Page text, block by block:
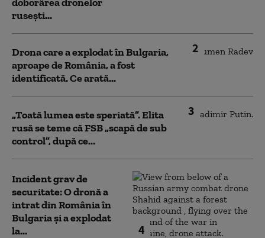
rusești...
2
Drona care a explodat în Bulgaria,
aproape de România, a fost
identificată. Ce arată...
3
„Toată lumea este speriată”. Elita
rusă se teme că FSB „scapă de sub
control”, după ce...
4
Incident grav de
securitate: O dronă a
intrat din România în
Bulgaria şi a explodat
la...